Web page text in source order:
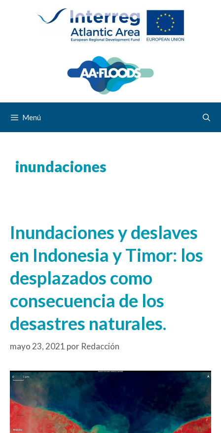
Menú
inundaciones
Inundaciones y deslaves
en Indonesia y Timor: los
desplazados como
consecuencia de los
desastres naturales.
mayo 23, 2021 por Redacción